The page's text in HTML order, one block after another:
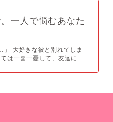
一人で悩むあなた
」 大好きな彼と別れてしま
は一喜一憂して、友達に...